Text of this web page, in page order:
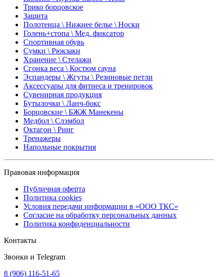
Трико борцовское
Защита
Полотенца \ Нижнее белье \ Носки
Голень+стопа \ Мед. фиксатор
Спортивная обувь
Сумки \ Рюкзаки
Хранение \ Стелажи
Сгонка веса \ Костюм сауна
Эспандеры \ Жгуты \ Резиновые петли
Аксессуары для фитнеса и тренировок
Сувенирная продукция
Бутылочки \ Ланч-бокс
Борцовские \ БЖЖ Манекены
Медбол \ Слэмбол
Октагон \ Ринг
Тренажеры
Напольные покрытия
Правовая информация
Публичная оферта
Политика cookies
Условия передачи информации в «ООО ТКС»
Согласие на обработку персональных данных
Политика конфиденциальности
Контакты
Звонки и Telegram
8 (906) 116-51-65